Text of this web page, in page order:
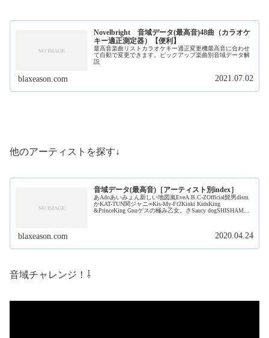
Novelbright 音域データ(最高音)48曲（カラオケ
キー適正測定器）【便利】
最高音楽曲リストカラオケキー適正変更機最高音に合わせ
て自動で変更できます。ピックアップ楽曲別音域データ解
説
blaxeason.com 2021.07.02
他のアーティストを探す↓
音域データ(最高音)［アーティスト別index］
あAdoあいみょん新しい地図嵐EveA.B.C-ZOfficial髭男dism
かKAT-TUN関ジャニ∞Kis-My-Ft2Kinki KidsKing
&PrinceKing Gnuゲスの極み乙女。さSaucy dogSHISHAMO
blaxeason.com 2020.04.24
音域チャレンジ！⇩